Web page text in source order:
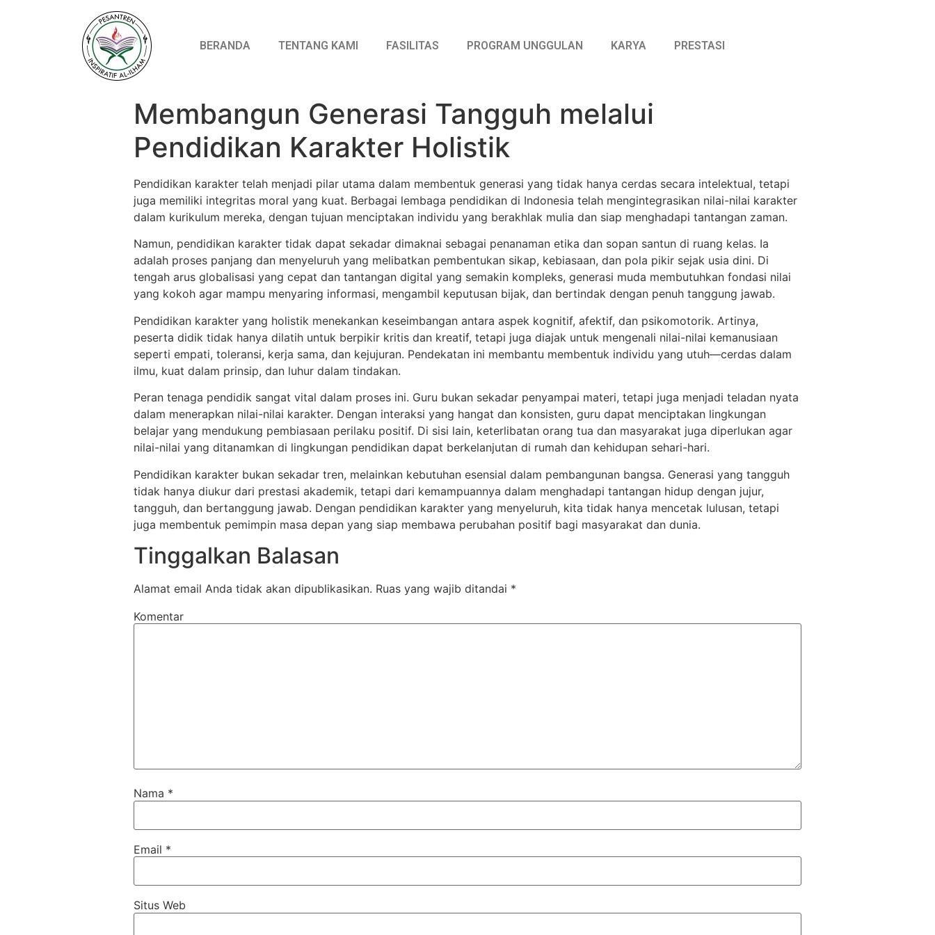
BERANDA TENTANG KAMI FASILITAS PROGRAM UNGGULAN KARYA PRESTASI
Membangun Generasi Tangguh melalui
Pendidikan Karakter Holistik
Pendidikan karakter telah menjadi pilar utama dalam membentuk generasi yang tidak hanya cerdas secara intelektual, tetapi
juga memiliki integritas moral yang kuat. Berbagai lembaga pendidikan di Indonesia telah mengintegrasikan nilai-nilai karakter
dalam kurikulum mereka, dengan tujuan menciptakan individu yang berakhlak mulia dan siap menghadapi tantangan zaman.
Namun, pendidikan karakter tidak dapat sekadar dimaknai sebagai penanaman etika dan sopan santun di ruang kelas. Ia
adalah proses panjang dan menyeluruh yang melibatkan pembentukan sikap, kebiasaan, dan pola pikir sejak usia dini. Di
tengah arus globalisasi yang cepat dan tantangan digital yang semakin kompleks, generasi muda membutuhkan fondasi nilai
yang kokoh agar mampu menyaring informasi, mengambil keputusan bijak, dan bertindak dengan penuh tanggung jawab.
Pendidikan karakter yang holistik menekankan keseimbangan antara aspek kognitif, afektif, dan psikomotorik. Artinya,
peserta didik tidak hanya dilatih untuk berpikir kritis dan kreatif, tetapi juga diajak untuk mengenali nilai-nilai kemanusiaan
seperti empati, toleransi, kerja sama, dan kejujuran. Pendekatan ini membantu membentuk individu yang utuh—cerdas dalam
ilmu, kuat dalam prinsip, dan luhur dalam tindakan.
Peran tenaga pendidik sangat vital dalam proses ini. Guru bukan sekadar penyampai materi, tetapi juga menjadi teladan nyata
dalam menerapkan nilai-nilai karakter. Dengan interaksi yang hangat dan konsisten, guru dapat menciptakan lingkungan
belajar yang mendukung pembiasaan perilaku positif. Di sisi lain, keterlibatan orang tua dan masyarakat juga diperlukan agar
nilai-nilai yang ditanamkan di lingkungan pendidikan dapat berkelanjutan di rumah dan kehidupan sehari-hari.
Pendidikan karakter bukan sekadar tren, melainkan kebutuhan esensial dalam pembangunan bangsa. Generasi yang tangguh
tidak hanya diukur dari prestasi akademik, tetapi dari kemampuannya dalam menghadapi tantangan hidup dengan jujur,
tangguh, dan bertanggung jawab. Dengan pendidikan karakter yang menyeluruh, kita tidak hanya mencetak lulusan, tetapi
juga membentuk pemimpin masa depan yang siap membawa perubahan positif bagi masyarakat dan dunia.
Tinggalkan Balasan
Alamat email Anda tidak akan dipublikasikan. Ruas yang wajib ditandai *
Komentar
Nama *
Email *
Situs Web